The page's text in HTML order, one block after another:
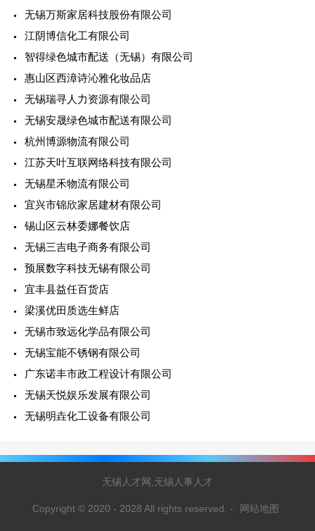
无锡万斯家居科技股份有限公司
江阴博信化工有限公司
智得绿色城市配送（无锡）有限公司
惠山区西漳诗沁雅化妆品店
无锡瑞寻人力资源有限公司
无锡安晟绿色城市配送有限公司
杭州博源物流有限公司
江苏天叶互联网络科技有限公司
无锡星禾物流有限公司
宜兴市锦欣家居建材有限公司
锡山区云林委娜餐饮店
无锡三吉电子商务有限公司
预展数字科技无锡有限公司
宜丰县益任百货店
梁溪优田质选生鲜店
无锡市致远化学品有限公司
无锡宝能不锈钢有限公司
广东诺丰市政工程设计有限公司
无锡天悦娱乐发展有限公司
无锡明垚化工设备有限公司
无锡人才网,无锡人事人才
Copyright © 2020 - 2028 All rights reserved. - 网站地图